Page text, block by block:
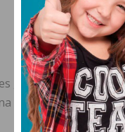
, Diana Gomes,
Pinto, Andreia